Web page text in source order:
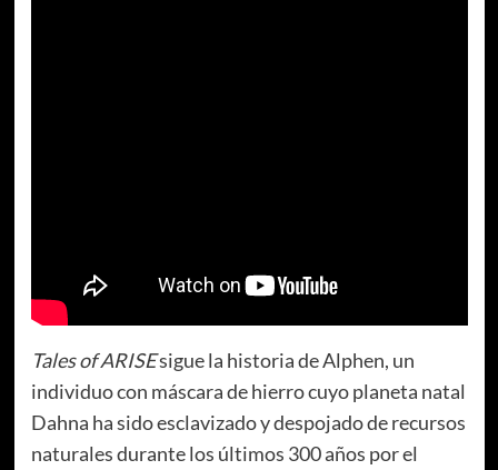
Tales of ARISEsigue la historia de Alphen, un
individuo con máscara de hierro cuyo planeta natal
Dahna ha sido esclavizado y despojado de recursos
naturales durante los últimos 300 años por el